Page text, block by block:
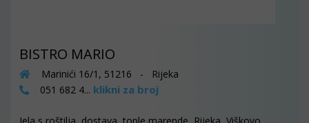
BISTRO MARIO
Marinići 16/1, 51216 - Rijeka
051 682 4... klikni za broj